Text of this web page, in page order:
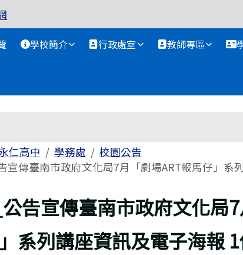
球資訊網
學校簡介 行政處室 教師專區
容區域
仁高中 學務處
校園公告
宣傳臺南市政府文化局7月「劇場ART報馬仔」系
回上頁
公告宣傳臺南市政府文化局
系列講座資訊及電子海報